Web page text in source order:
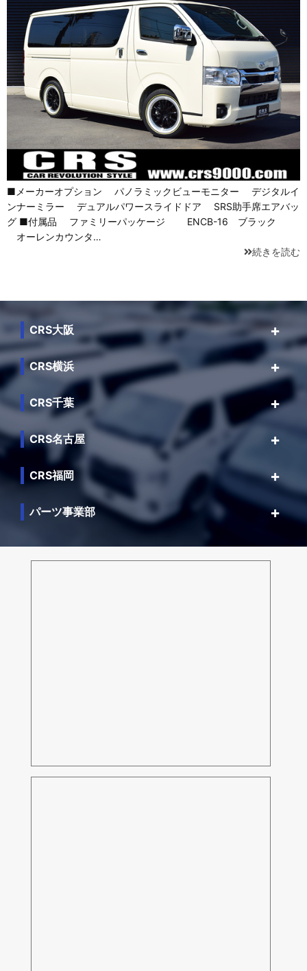
■メーカーオプション パノラミックビューモニター デジタルイ
ンナーミラー デュアルパワースライドドア SRS助手席エアバッ
グ ■付属品 ファミリーパッケージ ENCB-16 ブラック
オーレンカウンタ…
続きを読む
CRS大阪
CRS横浜
CRS千葉
CRS名古屋
CRS福岡
パーツ事業部